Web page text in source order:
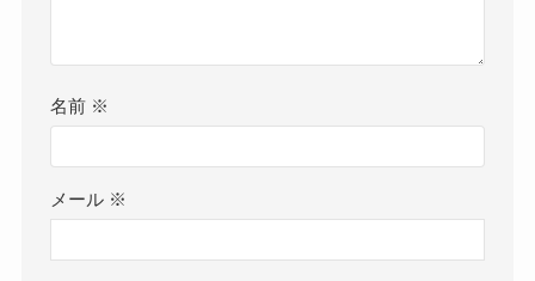
名前 ※
メール ※